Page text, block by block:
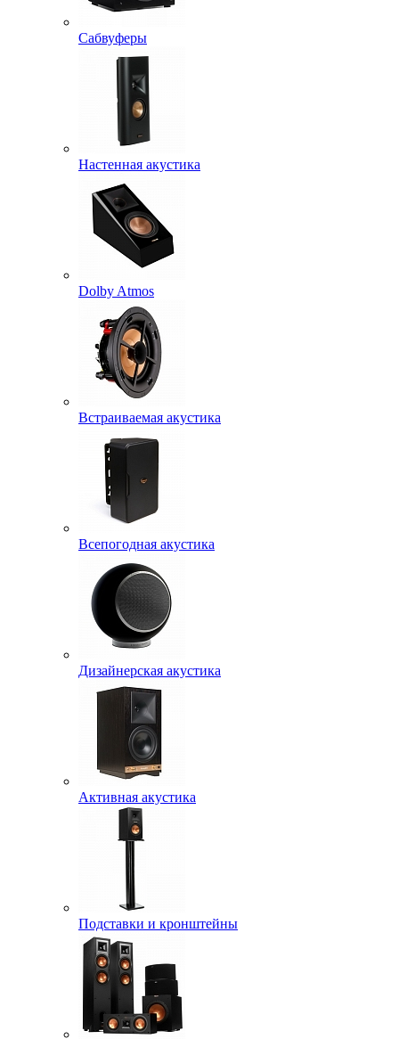
Сабвуферы
Настенная акустика
Dolby Atmos
Встраиваемая акустика
Всепогодная акустика
Дизайнерская акустика
Активная акустика
Подставки и кронштейны